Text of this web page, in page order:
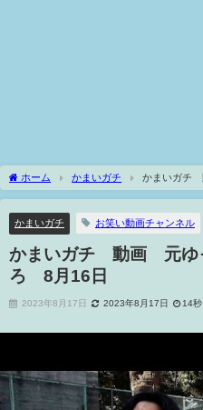
ホーム かまいガチ
かまいガチ
16日
かまいガチ お笑い動画チャンネル
かまいガチ 動画 元ゆ
ろ 8月16日
2023年8月17日 2023年8月17日 14秒